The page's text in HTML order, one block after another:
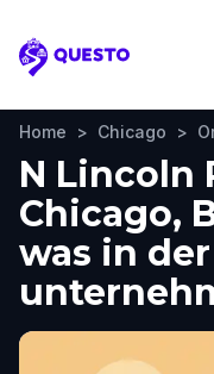
Questo
Home > Chicago >
N Lincoln
Chicago,
was in